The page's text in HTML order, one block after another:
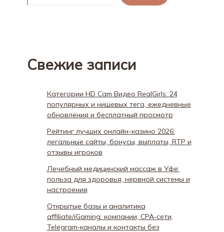
Свежие записи
Категории HD Cam Видео RealGirls: 24
популярных и нишевых тега, ежедневные
обновления и бесплатный просмотр
Рейтинг лучших онлайн-казино 2026:
легальные сайты, бонусы, выплаты, RTP и
отзывы игроков
Лечебный медицинский массаж в Уфе:
польза для здоровья, нервной системы и
настроения
Открытые базы и аналитика
affiliate/iGaming: компании, CPA‑сети,
Telegram‑каналы и контакты без